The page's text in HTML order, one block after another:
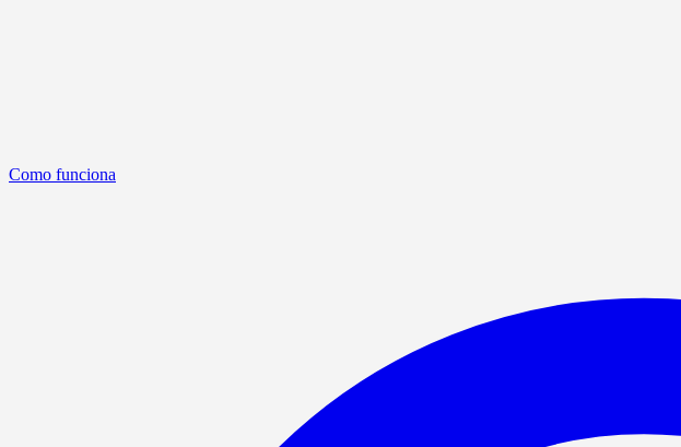
Como funciona